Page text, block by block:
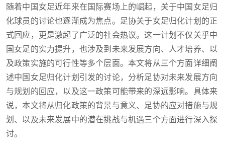
随着中国女足近年来在国际赛场上的崛起，关于中国女足归
化球员的讨论也逐渐成为焦点。足协关于女足归化计划的正
式回应，更是激起了广泛的社会热议。这一计划不仅关乎中
国女足的实力提升，也涉及到未来发展方向、人才培养、以
及政策实施的可行性等多个层面。本文将从三个方面详细阐
述中国女足归化计划引发的讨论，分析足协对未来发展方向
与规划的回应，以及这一政策可能带来的深远影响。具体来
说，本文将从归化政策的背景与意义、足协的应对措施与规
划、以及未来发展中的潜在挑战与机遇三个方面进行深入探
讨。